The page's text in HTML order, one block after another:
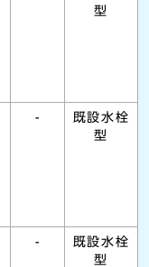
型
-
既設水栓
型
-
既設水栓
型